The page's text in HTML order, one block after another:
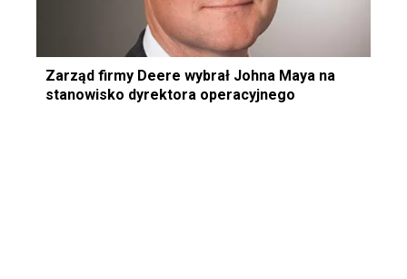
Zarząd firmy Deere wybrał Johna Maya na
stanowisko dyrektora operacyjnego